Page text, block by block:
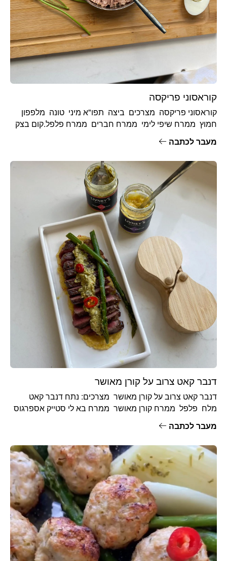
קוראסוני פריקסה
קוראסוני פריקסה מצרכים ביצה תפו"א מיני טונה מלפפון
חמוץ ממרח שיפי לימי ממרח חברים ממרח פלפל.קום בצק
עלים אופן ההכנה
מעבר לכתבה
דנבר קאט צרוב על קורן מאושר
דנבר קאט צרוב על קורן מאושר מצרכים: נתח דנבר קאט
מלח פלפל ממרח קורן מאושר ממרח בא לי סטייק אספרגוס
מעבר לכתבה